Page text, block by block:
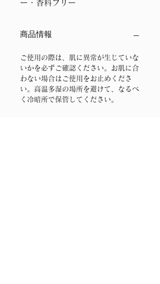
ー・香料フリー
商品情報
ご使用の際は、肌に異常が生じていな
いかを必ずご確認ください。お肌に合
わない場合はご使用をお止めくださ
い。高温多湿の場所を避けて、なるべ
く冷暗所で保管してください。